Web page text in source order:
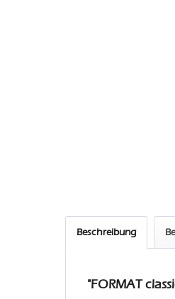
Beschreibung
"FORMAT